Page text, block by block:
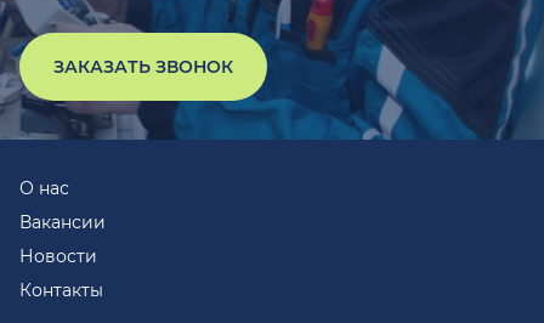
ЗАКАЗАТЬ ЗВОНОК
О нас
Вакансии
Новости
Контакты